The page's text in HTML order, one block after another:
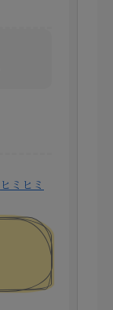
ヒミヒミ